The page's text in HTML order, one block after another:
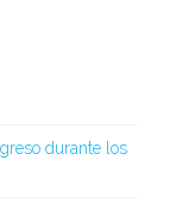
durante los